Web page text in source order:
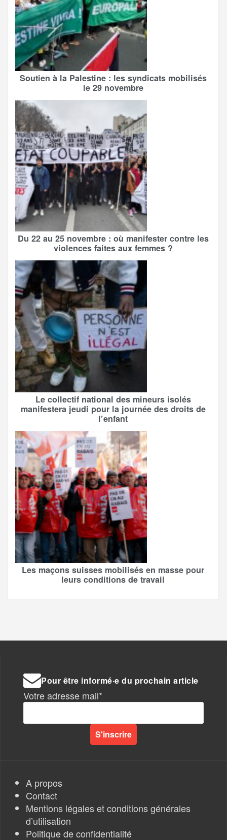
Soutien à la Palestine : les syndicats mobilisés
le 29 novembre
Du 22 au 25 novembre : où manifester contre les
violences faites aux femmes ?
Le collectif national des mineurs isolés
manifestera jeudi pour la journée des droits de
l’enfant
Les maçons suisses mobilisés en masse pour
leurs conditions de travail
Pour être informé·e du prochain article
Votre adresse mail*
A propos
Contact
Mentions légales et conditions générales
d’utilisation
Politique de confidentialité